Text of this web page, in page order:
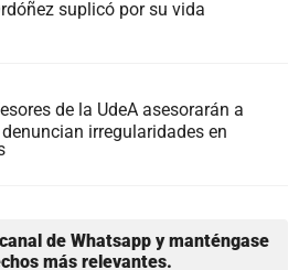
suplicó por su vida
de la UdeA asesorarán a
irregularidades en
de Whatsapp y manténgase
más relevantes.